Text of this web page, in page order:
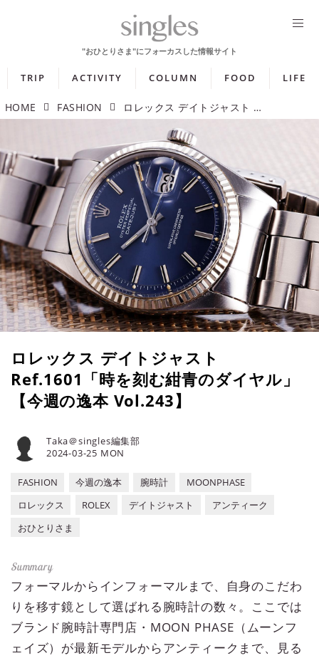
TRIP ACTIVITY COLUMN FOOD LIFE
HOME FASHION ロレックス デイトジャスト Ref.1601「時を刻む紺青のダイヤル」【今週の逸本 Vol.243】
ロレックス デイトジャスト
Ref.1601「時を刻む紺青のダイヤル」
【今週の逸本 Vol.243】
2024-03-25 MON
Taka＠singles編集部
FASHION 今週の逸本 腕時計
MOONPHASE
ロレックス
ROLEX デイトジャスト
アンティーク
おひとりさま
フォーマルからインフォーマルまで、自身のこだわ
りを移す鏡として選ばれる腕時計の数々。ここでは
ブランド腕時計専門店・MOON PHASE（ムーンフ
ェイズ）が最新モデルからアンティークまで、見る